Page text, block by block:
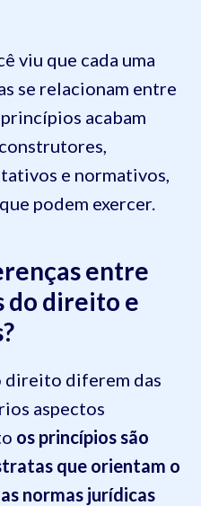
viu que cada uma
se relacionam entre
acabam
e normativos,
podem exercer.
entre
do direito e
direito diferem das
aspectos
os princípios são
que orientam o
normas jurídicas